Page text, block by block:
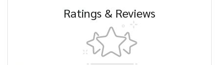
Ratings & Reviews